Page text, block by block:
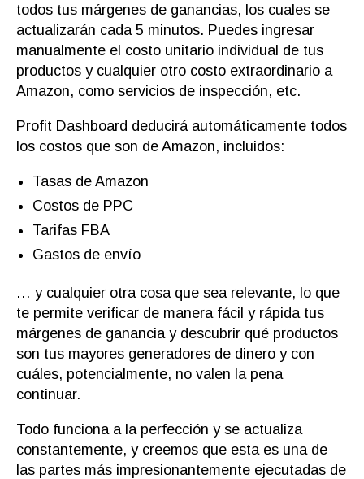
todos tus márgenes de ganancias, los cuales se
actualizarán cada 5 minutos. Puedes ingresar
manualmente el costo unitario individual de tus
productos y cualquier otro costo extraordinario a
Amazon, como servicios de inspección, etc.
Profit Dashboard deducirá automáticamente todos
los costos que son de Amazon, incluidos:
Tasas de Amazon
Costos de PPC
Tarifas FBA
Gastos de envío
… y cualquier otra cosa que sea relevante, lo que
te permite verificar de manera fácil y rápida tus
márgenes de ganancia y descubrir qué productos
son tus mayores generadores de dinero y con
cuáles, potencialmente, no valen la pena
continuar.
Todo funciona a la perfección y se actualiza
constantemente, y creemos que esta es una de
las partes más impresionantemente ejecutadas de